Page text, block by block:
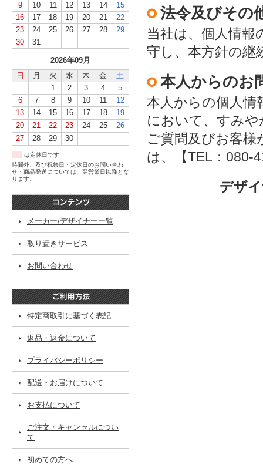
9
10 11 12 13 14
15
16
17 18 19 20 21
22
23
24 25 26 27 28
29
30
31
2026年09月
日
月 火 水 木 金
土
1
2 3 4
5
6
7 8 9 10 11
12
13
14 15 16 17 18
19
20
21 22 23 24 25
26
27
28 29 30
は定休日です
時間外、及び祝祭日・定休日のお問い合わ
せ・商品発送については、翌営業日以降とな
ります。
メーカー/デザイナー一覧
取り置きサービス
お問い合わせ
特定商取引に基づく表記
返品・返金について
プライバシーポリシー
配送・お届けについて
お支払について
ご注文・キャンセルについ
て
初めての方へ
法令及びその
当社は、個人情報
守し、本方針の継
本人からのお
本人からの個人情
において、すみ
ご質問及びお客
は、【TEL：080-
デザ